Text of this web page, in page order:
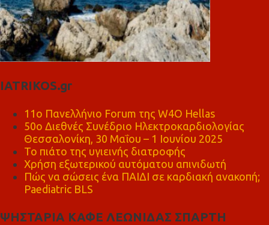
IATRIKOS.gr
11ο Πανελλήνιο Forum της W4O Hellas
50ο Διεθνές Συνέδριο Ηλεκτροκαρδιολογίας
Θεσσαλονίκη, 30 Μαΐου – 1 Ιουνίου 2025
Το πιάτο της υγιεινής διατροφής
Χρήση εξωτερικού αυτόματου απινιδωτή
Πώς να σώσεις ένα ΠΑΙΔΙ σε καρδιακή ανακοπή;
Paediatric BLS
ΨΗΣΤΑΡΙΑ ΚΑΦΕ ΛΕΩΝΙΔΑΣ ΣΠΑΡΤΗ